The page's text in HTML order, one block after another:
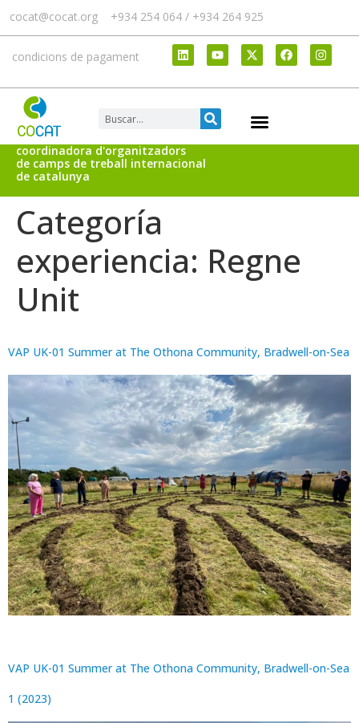
cocat@cocat.org +934 254 064 / +934 264 925
condicions de pagament
coordinadora d'organitzadors
de camps de treball internacional
de catalunya
Categoría
experiencia: Regne
Unit
VAP UK-01 Summer at The Othona Community, Bradwell-on-Sea
VAP UK-01 Summer at The Othona Community, Bradwell-on-Sea
1 (2023)